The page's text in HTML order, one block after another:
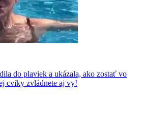
do plaviek a ukázala, ako zostať vo
cviky zvládnete aj vy!